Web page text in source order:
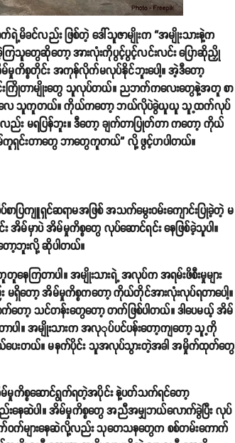
ခင်လည်း ဖြစ်တဲ့ ဒေါ်သူဇာမျိုးက “အမျိုးသားနဲ့က
ြသူတွေဆိုတော့ အားလုံးကိုပွင့်ပွင့်လင်းလင်း ပြောဆိုညှို
ကိစ္စတိုင်း အကုန်လိုက်မလုပ်နိုင်ဘူးပေါ့။ အဲ့ဒီတော့
င်းကြိုတာမျိုးတွေ သူလုပ်တယ်။ ညဘက်ကလေးတွေနဲ့အတူ စာ
ျို့တလေ သူကူတယ်။ ကိုယ်ကတော့ ဘယ်လိုပဲခွဲယူယူ သူ့ထက်လုပ်
မရပြန်ဘူး။ ဒီတော့ ချက်တာပြုတ်တာ ကတော့ ကိုယ်
မ်ကူရှင်းတာတွေ ဘာတွေကူတယ်” လို့ ဖွင့်ဟပါတယ်။
ပြကျူရှင်ဆရာမအဖြစ် အသက်မွေးဝမ်းကျောင်းပြုခဲ့တဲ့ မ
အိမ်မှာပဲ အိမ်မှုကိစ္စတွေ လုပ်ဆောင်ရင်း နေဖြစ်ခဲ့သူပါ။
ော့ဘူးလို့ ဆိုပါတယ်။
ကြတာပါ။ အမျိုးသားရဲ့ အလုပ်က အရမ်းဖိစီးမှုများ
မရှိတော့ အိမ်မှုကိစ္စကတော့ ကိုယ်တိုင်အားလုံးလုပ်ရတာပေါ့။
ော့ သင်တန်းတွေတော့ တက်ဖြစ်ပါတယ်။ ဒါပေမယ့် အိမ်
တာပါ။ အမျိုးသားက အလုုပ်ပင်ပန်းတော့ကျတော့ သူ့ကို
ယ်ပေးတယ်။ မနက်ပိုင်း သူအလုပ်သွားတဲ့အခါ အမှိုက်ထုတ်တွေ
မ်မှုကိစ္စဆောင်ရွက်ရတဲ့အပိုင်း နဲ့ပတ်သက်ရင်တော့
ေဆဲပါ။ အိမ်မှုကိစ္စတွေ အညီအမျှဘယ်လောက်ခွဲပြီး လုပ်
က်ဝက်များနေဆဲလို့လည်း သုတေသနတွေက စစ်တမ်းကောက်